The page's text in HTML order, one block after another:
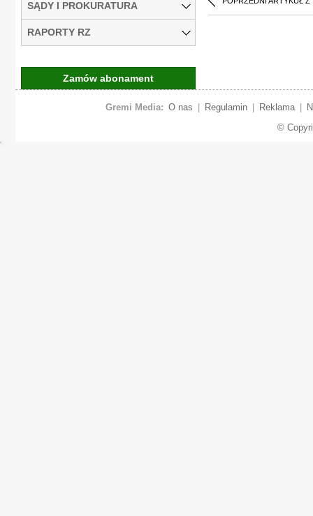
SĄDY I PROKURATURA
RAPORTY RZ
Zamów abonament
Gremi Media: O nas Regulamin Reklama
©